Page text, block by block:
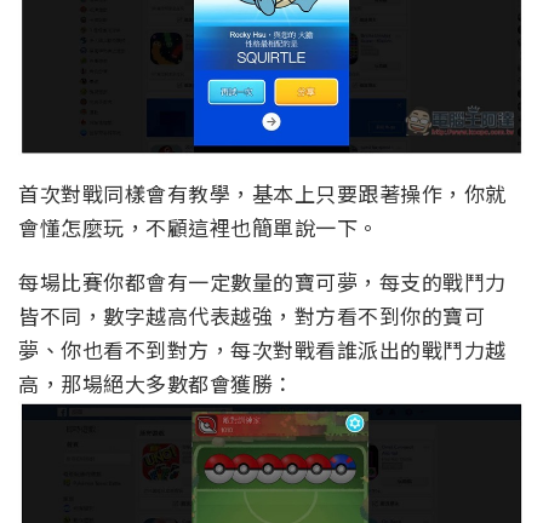
首次對戰同樣會有教學，基本上只要跟著操作，你就
會懂怎麼玩，不顧這裡也簡單說一下。
每場比賽你都會有一定數量的寶可夢，每支的戰鬥力
皆不同，數字越高代表越強，對方看不到你的寶可
夢、你也看不到對方，每次對戰看誰派出的戰鬥力越
高，那場絕大多數都會獲勝：